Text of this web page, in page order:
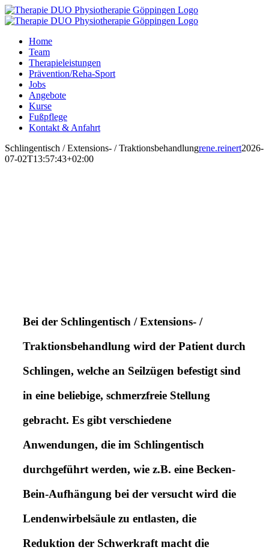
Zum
Inhalt
Home
Team
Therapieleistungen
Prävention/Reha-Sport
Jobs
Angebote
Kurse
Fußpflege
Kontakt & Anfahrt
Schlingentisch / Extensions- / Traktionsbehandlungrene.reinert2026-
07-02T13:57:43+02:00
Bei der Schlingentisch / Extensions- /
Traktionsbehandlung wird der Patient durch
Schlingen, welche an Seilzügen befestigt sind
in eine beliebige, schmerzfreie Stellung
gebracht. Es gibt verschiedene
Anwendungen, die im Schlingentisch
durchgeführt werden, wie z.B. eine Becken-
Bein-Aufhängung bei der versucht wird die
Lendenwirbelsäule zu entlasten, die
Reduktion der Schwerkraft macht die